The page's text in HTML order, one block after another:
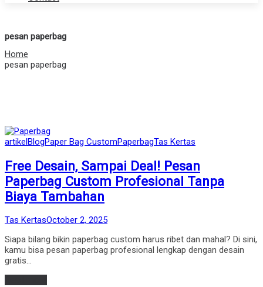
pesan paperbag
Home
pesan paperbag
Posted
artikelBlogPaper Bag CustomPaperbagTas Kertas
Free Desain, Sampai Deal! Pesan
Paperbag Custom Profesional Tanpa
Biaya Tambahan
by
Tas KertasPosted
October 2, 2025
Siapa bilang bikin paperbag custom harus ribet dan mahal? Di sini,
kamu bisa pesan paperbag profesional lengkap dengan desain
gratis…